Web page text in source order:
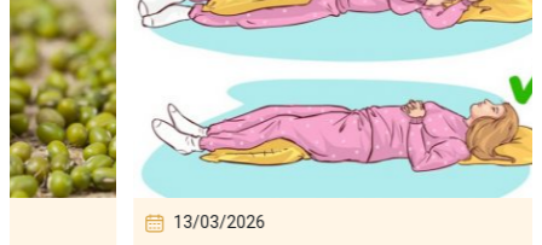
13/03/2026